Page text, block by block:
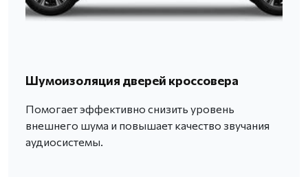
Шумоизоляция дверей кроссовера
Помогает эффективно снизить уровень
внешнего шума и повышает качество звучания
аудиосистемы.